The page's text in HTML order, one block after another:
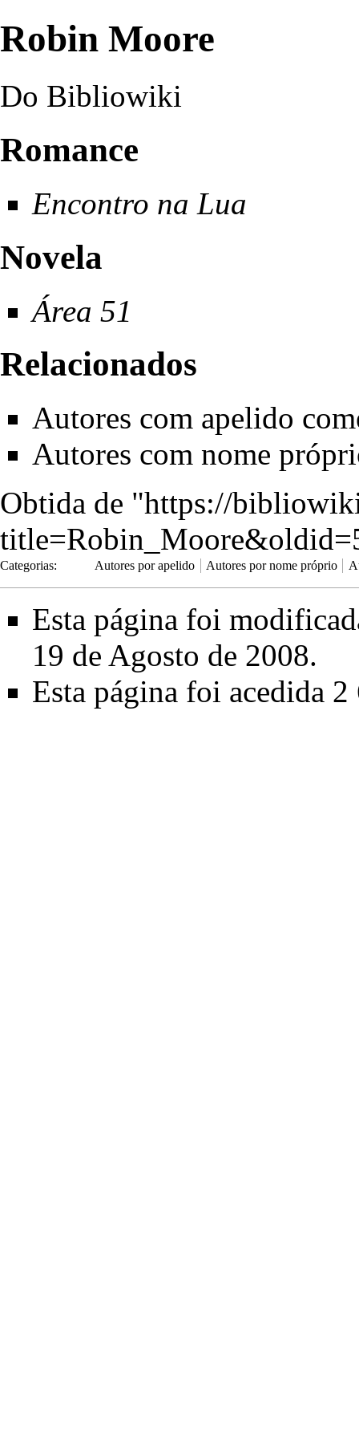
Robin Moore
Do Bibliowiki
Romance
Encontro na Lua
Novela
Área 51
Relacionados
Autores com apelido
Autores com nome
Obtida de "https://
Categorias: Autores por apelido Autores por nome próprio
Esta página foi
19 de Agosto de 2008.
Esta página foi acedida 2